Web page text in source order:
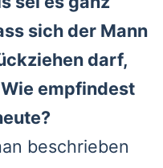
sich der Mann
darf,
emp­fin­dest
beschrie­ben